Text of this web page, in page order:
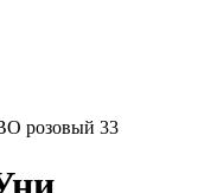
розовый 33